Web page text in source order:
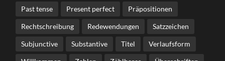
Past tense Present perfect Präpositionen
Rechtschreibung Redewendungen Satzzeichen
Subjunctive Substantive Titel Verlaufsform